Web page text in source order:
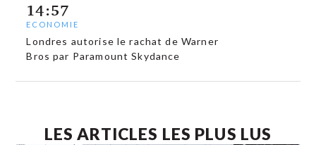
14:57
ECONOMIE
Londres autorise le rachat de Warner
Bros par Paramount Skydance
LES ARTICLES LES PLUS LUS